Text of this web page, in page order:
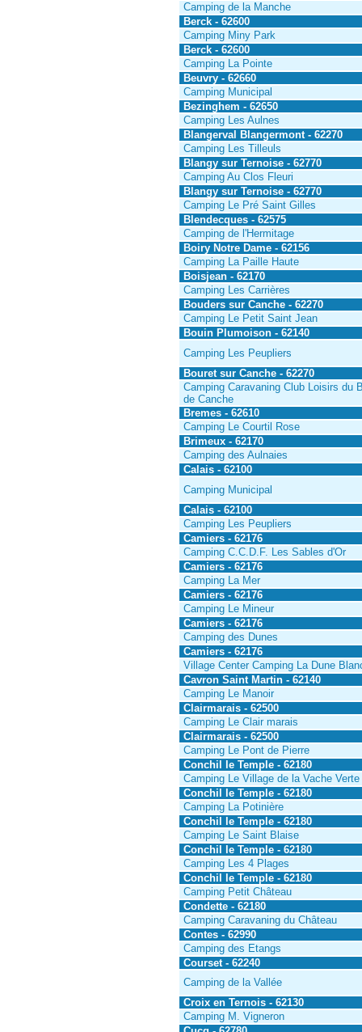
Camping de la Manche
Berck - 62600
Camping Miny Park
Berck - 62600
Camping La Pointe
Beuvry - 62660
Camping Municipal
Bezinghem - 62650
Camping Les Aulnes
Blangerval Blangermont - 62270
Camping Les Tilleuls
Blangy sur Ternoise - 62770
Camping Au Clos Fleuri
Blangy sur Ternoise - 62770
Camping Le Pré Saint Gilles
Blendecques - 62575
Camping de l'Hermitage
Boiry Notre Dame - 62156
Camping La Paille Haute
Boisjean - 62170
Camping Les Carrières
Bouders sur Canche - 62270
Camping Le Petit Saint Jean
Bouin Plumoison - 62140
Camping Les Peupliers
Bouret sur Canche - 62270
Camping Caravaning Club Loisirs du
de Canche
Bremes - 62610
Camping Le Courtil Rose
Brimeux - 62170
Camping des Aulnaies
Calais - 62100
Camping Municipal
Calais - 62100
Camping Les Peupliers
Camiers - 62176
Camping C.C.D.F. Les Sables d'Or
Camiers - 62176
Camping La Mer
Camiers - 62176
Camping Le Mineur
Camiers - 62176
Camping des Dunes
Camiers - 62176
Village Center Camping La Dune
Cavron Saint Martin - 62140
Camping Le Manoir
Clairmarais - 62500
Camping Le Clair marais
Clairmarais - 62500
Camping Le Pont de Pierre
Conchil le Temple - 62180
Camping Le Village de la Vache Verte
Conchil le Temple - 62180
Camping La Potinière
Conchil le Temple - 62180
Camping Le Saint Blaise
Conchil le Temple - 62180
Camping Les 4 Plages
Conchil le Temple - 62180
Camping Petit Château
Condette - 62180
Camping Caravaning du Château
Contes - 62990
Camping des Etangs
Courset - 62240
Camping de la Vallée
Croix en Ternois - 62130
Camping M. Vigneron